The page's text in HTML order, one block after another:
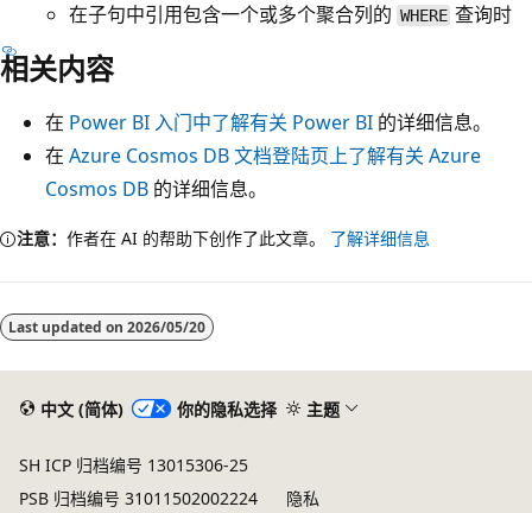
在子句中引用包含一个或多个聚合列的 WHERE 查询时
相关内容
在 Power BI 入门中了解有关 Power BI 的详细信息。
在 Azure Cosmos DB 文档登陆页上了解有关 Azure
Cosmos DB 的详细信息。
注意： 作者在 AI 的帮助下创作了此文章。 了解详细信息
Last updated on 2026/05/20
中文 (简体) 你的隐私选择 主题
SH ICP 归档编号 13015306-25
PSB 归档编号 31011502002224
隐私